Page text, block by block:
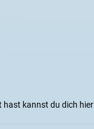
hast kannst du dich hier